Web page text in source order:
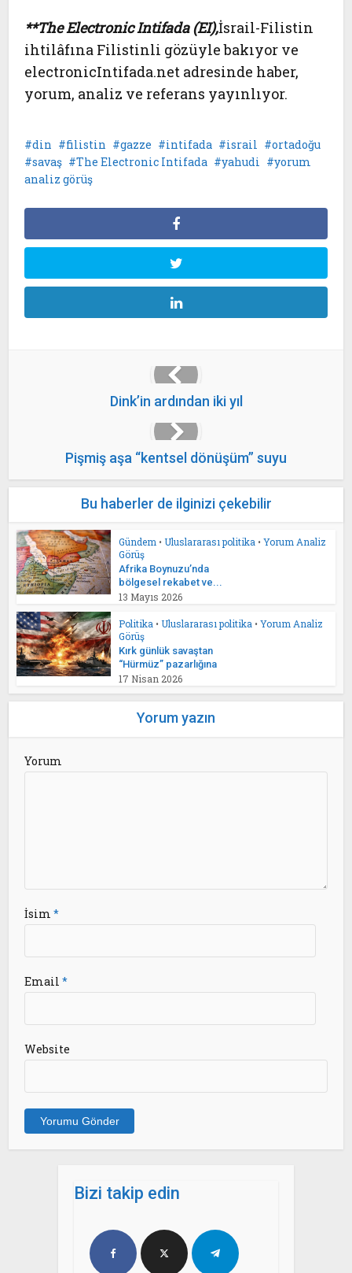
**The Electronic Intifada (EI),İsrail-Filistin
ihtilâfına Filistinli gözüyle bakıyor ve
electronicIntifada.net adresinde haber,
yorum, analiz ve referans yayınlıyor.
din filistin gazze intifada israil
ortadoğu
savaş
The Electronic Intifada yahudi
yorum
analiz görüş
Dink’in ardından iki yıl
Pişmiş aşa “kentsel dönüşüm” suyu
Bu haberler de ilginizi çekebilir
Gündem • Uluslararası politika • Yorum Analiz
Görüş
Afrika Boynuzu’nda
bölgesel rekabet ve...
13 Mayıs 2026
Politika • Uluslararası politika • Yorum Analiz
Görüş
Kırk günlük savaştan
“Hürmüz” pazarlığına
17 Nisan 2026
Yorum yazın
Yorum
İsim*
Email*
Website
Bizi takip edin